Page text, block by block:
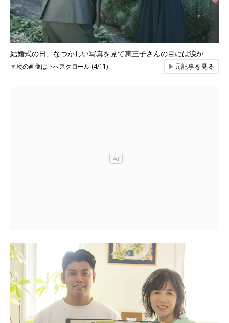
結婚式の日、なつかしい写真を見て恵三子さんの目には涙が
▼次の画像は下へスクロール (4/11) ▶元記事を見る